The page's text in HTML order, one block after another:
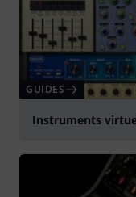
GUIDES
Instruments